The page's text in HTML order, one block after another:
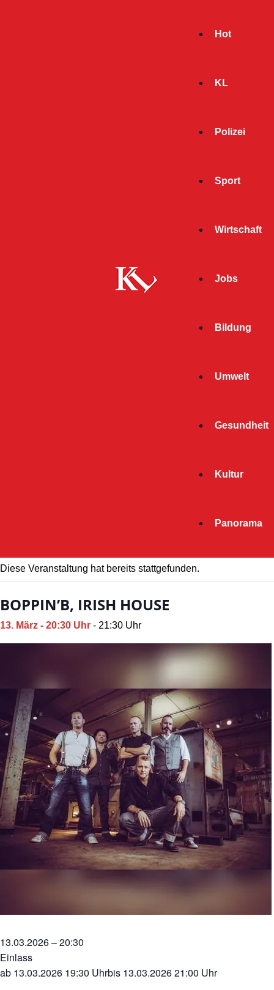
Hot
KL
Polizei
Sport
Wirtschaft
Jobs
Bildung
Umwelt
Gesundheit
Kultur
Panorama
Diese Veranstaltung hat bereits stattgefunden.
BOPPIN’B, IRISH HOUSE
13. März - 20:30 Uhr - 21:30 Uhr
13.03.2026 – 20:30
Einlass
ab 13.03.2026 19:30 Uhrbis 13.03.2026 21:00 Uhr